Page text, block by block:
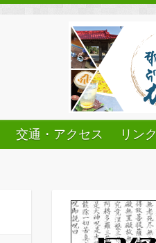
交通・アクセス リンク